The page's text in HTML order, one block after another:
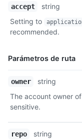
Nombre,
Descripción
accept
string
Setting to
recommended.
Parámetros de ruta
Nombre,
Descripción
owner string
The account owner
sensitive.
repo string